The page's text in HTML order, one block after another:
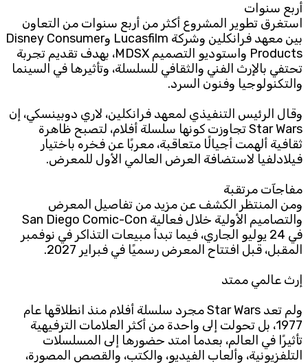
أربع سنوات
استغرق تطوير المشروع أكثر من أربع سنوات من التعاون
بين معهد فرانكلين وشركة Lucasfilm وDisney Consumer
Products واستوديو التصميم MDSX، بهدف تقديم تجربة
تحتفي بالإرث الفني والثقافي للسلسلة، وتأثيرها في السينما
والتكنولوجيا وفنون السرد.
وقال الرئيس التنفيذي لمعهد فرانكلين، لاري دوبينسكي، إن
Star Wars تجاوزت كونها سلسلة أفلام، لتصبح ظاهرة
ثقافية ألهمت أجيالًا متعاقبة، معربًا عن فخره باختيار
فيلادلفيا لاستضافة العرض العالمي الأول للمعرض.
مفاجآت مرتقبة
ومن المنتظر الكشف عن مزيد من تفاصيل المعرض
والتصاميم الأولية خلال فعالية San Diego Comic-Con
في 24 يوليو الجاري، فيما تبدأ مبيعات التذاكر في نوفمبر
المقبل، قبل افتتاح المعرض رسميًا في فبراير 2027.
إرث عالمي ممتد
ولم تعد Star Wars مجرد سلسلة أفلام منذ انطلاقها عام
1977، بل تحولت إلى واحدة من أكثر العلامات الترفيهية
تأثيرًا في العالم، بعدما امتد حضورها إلى المسلسلات
التلفزيونية، وألعاب الفيديو، والكتب، والقصص المصورة،